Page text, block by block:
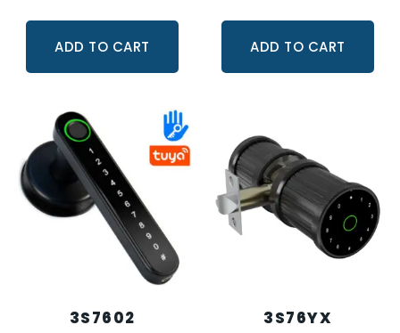
ADD TO CART ADD TO CART
3S7602
3S76YX